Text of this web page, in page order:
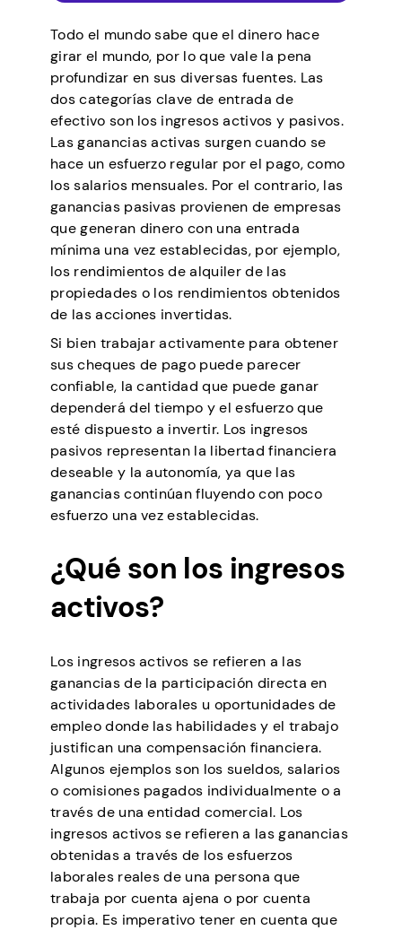
Todo el mundo sabe que el dinero hace
girar el mundo, por lo que vale la pena
profundizar en sus diversas fuentes. Las
dos categorías clave de entrada de
efectivo son los ingresos activos y pasivos.
Las ganancias activas surgen cuando se
hace un esfuerzo regular por el pago, como
los salarios mensuales. Por el contrario, las
ganancias pasivas provienen de empresas
que generan dinero con una entrada
mínima una vez establecidas, por ejemplo,
los rendimientos de alquiler de las
propiedades o los rendimientos obtenidos
de las acciones invertidas.
Si bien trabajar activamente para obtener
sus cheques de pago puede parecer
confiable, la cantidad que puede ganar
dependerá del tiempo y el esfuerzo que
esté dispuesto a invertir. Los ingresos
pasivos representan la libertad financiera
deseable y la autonomía, ya que las
ganancias continúan fluyendo con poco
esfuerzo una vez establecidas.
¿Qué son los ingresos
activos?
Los ingresos activos se refieren a las
ganancias de la participación directa en
actividades laborales u oportunidades de
empleo donde las habilidades y el trabajo
justifican una compensación financiera.
Algunos ejemplos son los sueldos, salarios
o comisiones pagados individualmente o a
través de una entidad comercial. Los
ingresos activos se refieren a las ganancias
obtenidas a través de los esfuerzos
laborales reales de una persona que
trabaja por cuenta ajena o por cuenta
propia. Es imperativo tener en cuenta que